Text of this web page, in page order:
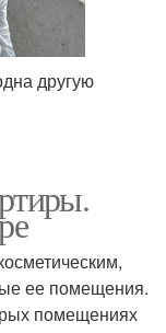
другую
ее помещения.
помещениях